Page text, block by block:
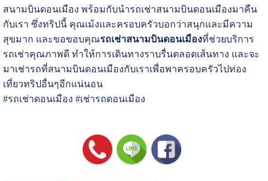
สนามบินดอนเมือง พร้อมกับนำรถเช่าสนามบินดอนเมืองมาคืน
กับเรา ซึ่งทริปนี้ คุณเม้งและครอบครัวบอกว่าสนุกและมีความ
สุขมาก และขอขอบคุณรถเช่าสนามบินดอนเมืองที่ช่วยบริการ
รถเช่าคุณภาพดี ทำให้การเดินทางราบรื่นตลอดเส้นทาง และจะ
มาเช่ารถที่สนามบินดอนเมืองกับเราเพื่อพาครอบครัวไปท่อง
เที่ยวทริปอื่นๆอีกแน่นอน
#รถเช่าดอนเมือง #เช่ารถดอนเมือง